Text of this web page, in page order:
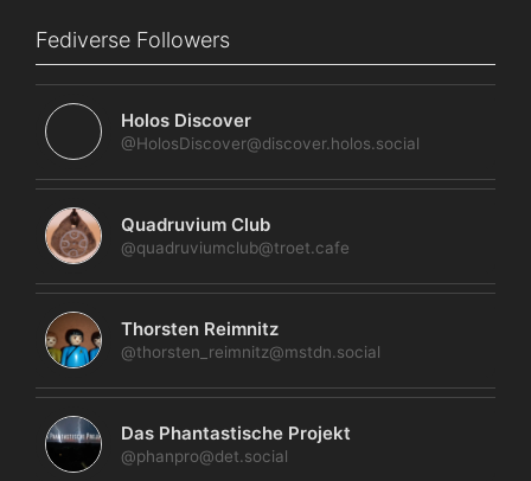
Fediverse Followers
Holos Discover
@HolosDiscover@discover.holos.social
Quadruvium Club
@quadruviumclub@troet.cafe
Thorsten Reimnitz
@thorsten_reimnitz@mstdn.social
Das Phantastische Projekt
@phanpro@det.social